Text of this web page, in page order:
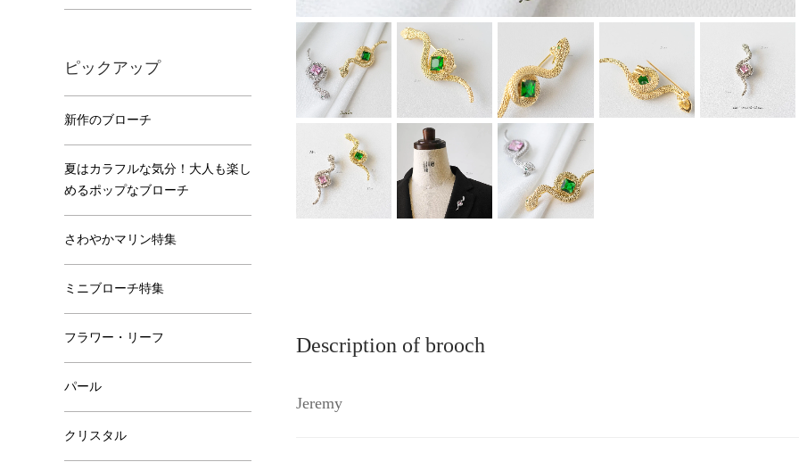
Description of brooch
Jeremy
ピックアップ
新作のブローチ
夏はカラフルな気分！大人も楽し
めるポップなブローチ
さわやかマリン特集
ミニブローチ特集
フラワー・リーフ
パール
クリスタル